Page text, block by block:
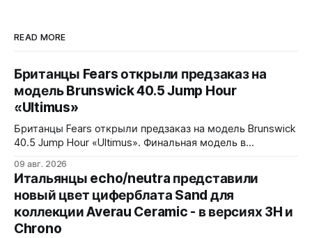
READ MORE
Британцы Fears открыли предзаказ на
модель Brunswick 40.5 Jump Hour
«Ultimus»
Британцы Fears открыли предзаказ на модель Brunswick
40.5 Jump Hour «Ultimus». Финальная модель в
с Andrew Morgan. Прыгающий час реализован на модуле
JJ01 (разработка Christopher Ward) на базе Sellita SW200.
Циферблат собран из трех элементов, находящихся над
люминесцентным часовым диском: внешний - сапфир с
09 авг. 2026
Итальянцы echo/neutra представили
новый цвет циферблата Sand для
коллекции Averau Ceramic - в версиях 3H и
Chrono